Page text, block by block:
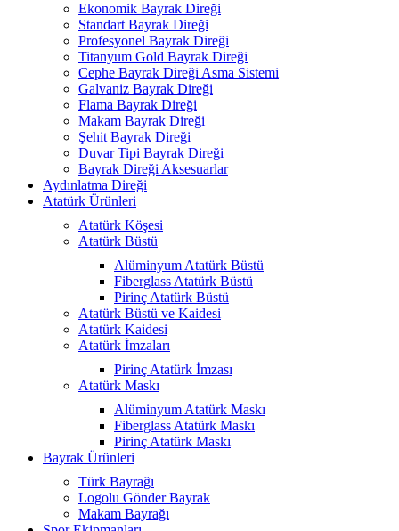
Ekonomik Bayrak Direği
Standart Bayrak Direği
Profesyonel Bayrak Direği
Titanyum Gold Bayrak Direği
Cephe Bayrak Direği Asma Sistemi
Galvaniz Bayrak Direği
Flama Bayrak Direği
Makam Bayrak Direği
Şehit Bayrak Direği
Duvar Tipi Bayrak Direği
Bayrak Direği Aksesuarlar
Aydınlatma Direği
Atatürk Ürünleri
Atatürk Köşesi
Atatürk Büstü
Alüminyum Atatürk Büstü
Fiberglass Atatürk Büstü
Pirinç Atatürk Büstü
Atatürk Büstü ve Kaidesi
Atatürk Kaidesi
Atatürk İmzaları
Pirinç Atatürk İmzası
Atatürk Maskı
Alüminyum Atatürk Maskı
Fiberglass Atatürk Maskı
Pirinç Atatürk Maskı
Bayrak Ürünleri
Türk Bayrağı
Logolu Gönder Bayrak
Makam Bayrağı